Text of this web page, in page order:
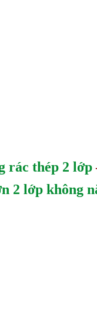
rác thép 2 lớp
2 lớp không